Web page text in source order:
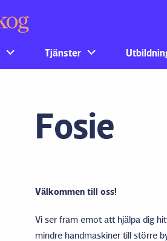
Tjänster
Fosie
Välkommen till oss!
Vi ser fram emot att hjälpa dig
mindre handmaskiner till större